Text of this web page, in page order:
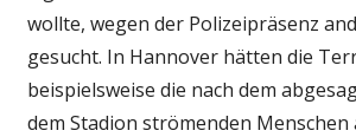
wollte, wegen der Polizeipräsenz
gesucht. In Hannover hätten die
beispielsweise die nach dem
dem Stadion strömenden